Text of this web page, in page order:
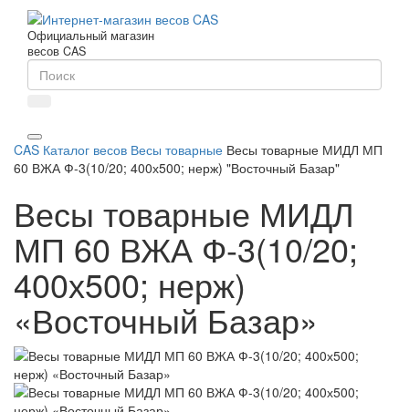
Официальный магазин
весов CAS
CAS Каталог весов Весы товарные Весы товарные МИДЛ МП
60 ВЖА Ф-3(10/20; 400х500; нерж) "Восточный Базар"
Весы товарные МИДЛ
МП 60 ВЖА Ф-3(10/20;
400х500; нерж)
«Восточный Базар»